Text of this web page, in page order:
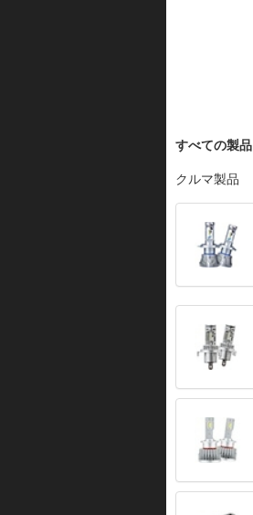
すべての製品
クルマ製品